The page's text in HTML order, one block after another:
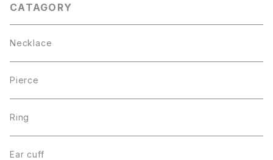
CATAGORY
Necklace
Pierce
Ring
Ear cuff